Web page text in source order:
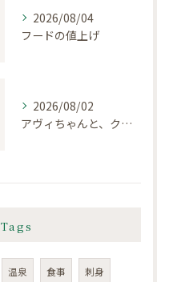
2026/08/04
フードの値上げ
2026/08/02
アヴィちゃんと、クロエちゃん
Tags
温泉 食事 刺身